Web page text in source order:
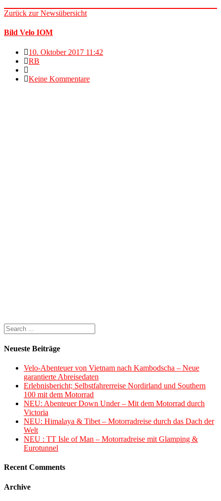
Zurück zur Newsübersicht
Bild Velo IOM
10. Oktober 2017 11:42
RB
Keine Kommentare
Neueste Beiträge
Velo-Abenteuer von Vietnam nach Kambodscha – Neue
garantierte Abreisedaten
Erlebnisbericht; Selbstfahrerreise Nordirland und Southern
100 mit dem Motorrad
NEU: Abenteuer Down Under – Mit dem Motorrad durch
Victoria
NEU: Himalaya & Tibet – Motorradreise durch das Dach der
Welt
NEU : TT Isle of Man – Motorradreise mit Glamping &
Eurotunnel
Recent Comments
Archive